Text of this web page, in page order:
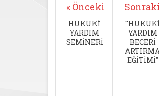
« Önceki
HUKUKİ
YARDIM
SEMİNERİ
''HUKUKİ
YARDIM
BECERİ
EĞİTİMİ''